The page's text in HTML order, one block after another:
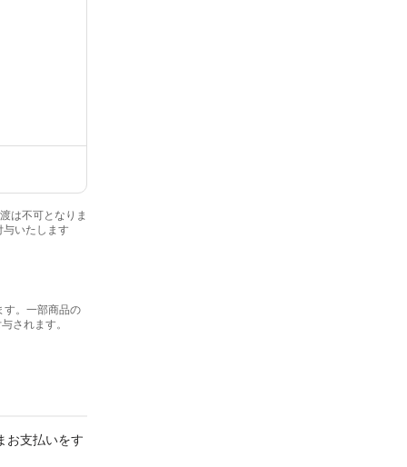
は不可となりま
いたします
す。一部商品の
されます。
お支払いをす